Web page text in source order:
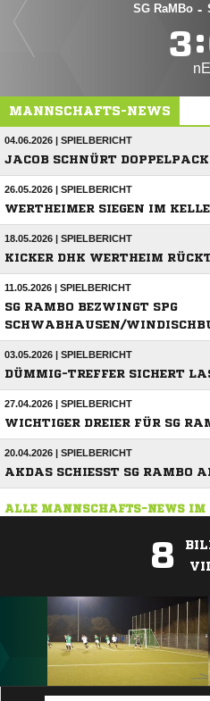
SG RaMBo -
:
nE
MANNSCHAFTS-NEWS
04.06.2026 | SPIELBERICHT
JACOB SCHNÜRT DOPPELPACK
26.05.2026 | SPIELBERICHT
WERTHEIMER SIEGEN IM
18.05.2026 | SPIELBERICHT
KICKER DHK WERTHEIM
11.05.2026 | SPIELBERICHT
SG RAMBO BEZWINGT SPG
SCHWABHAUSEN/
03.05.2026 | SPIELBERICHT
DÜMMIG-TREFFER SICHERT
27.04.2026 | SPIELBERICHT
WICHTIGER DREIER FÜR SG
20.04.2026 | SPIELBERICHT
AKDAS SCHIESST SG RAMBO AB
ALLE MANNSCHAFTS-NEWS IM
8